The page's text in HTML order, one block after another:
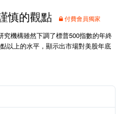
慎的觀點 付費會員獨家
究機構雖然下調了標普500指數的年終
以上的水平，顯示出市場對美股年底